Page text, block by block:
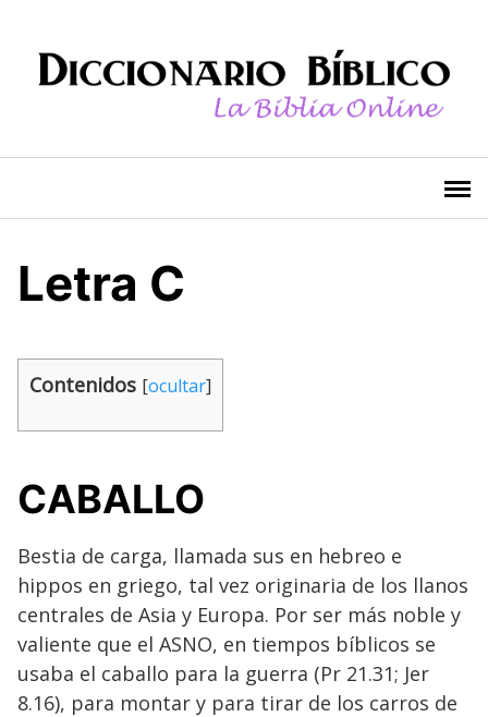
contenido
Letra C
Contenidos [ocultar]
CABALLO
Bestia de carga, llamada sus en hebreo e
hippos en griego, tal vez originaria de los llanos
centrales de Asia y Europa. Por ser más noble y
valiente que el ASNO, en tiempos bíblicos se
usaba el caballo para la guerra (Pr 21.31; Jer
8.16), para montar y para tirar de los carros de